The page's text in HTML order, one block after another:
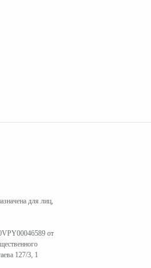
для лиц,
от
127/3, 1